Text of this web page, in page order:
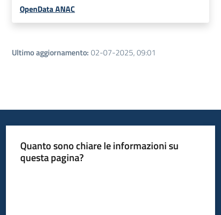
OpenData ANAC
Ultimo aggiornamento: 02-07-2025, 09:01
Quanto sono chiare le informazioni su
questa pagina?